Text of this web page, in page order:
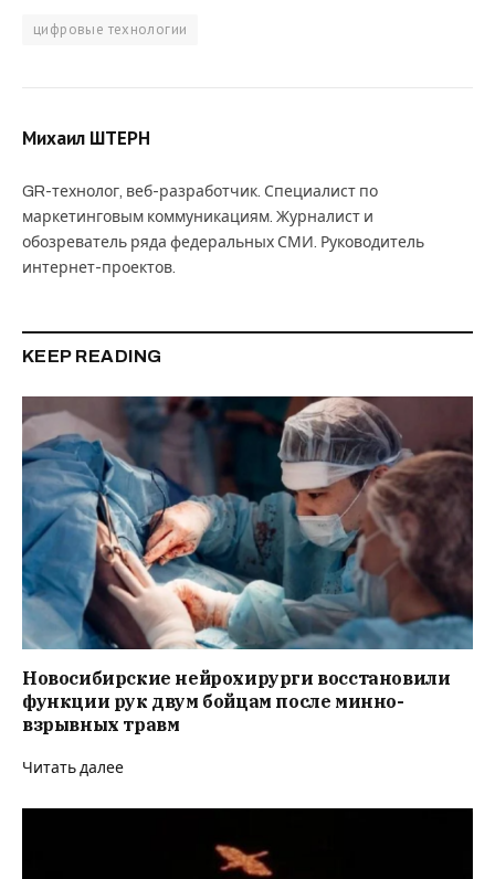
цифровые технологии
Михаил ШТЕРН
GR-технолог, веб-разработчик. Специалист по
маркетинговым коммуникациям. Журналист и
обозреватель ряда федеральных СМИ. Руководитель
интернет-проектов.
KEEP READING
Новосибирские нейрохирурги восстановили
функции рук двум бойцам после минно-
взрывных травм
Читать далее